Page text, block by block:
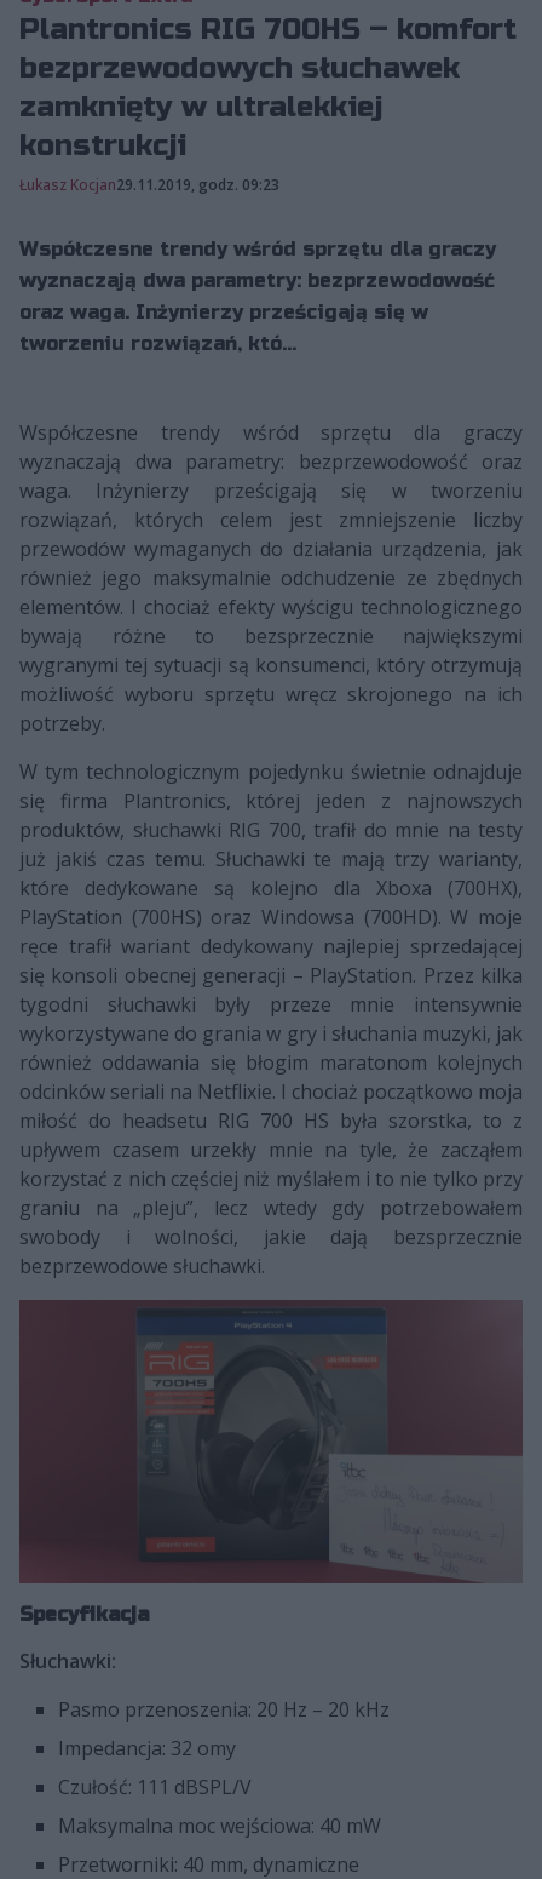
Plantronics RIG 700HS – komfort
bezprzewodowych słuchawek
zamknięty w ultralekkiej
konstrukcji
Łukasz Kocjan29.11.2019, godz. 09:23
Współczesne trendy wśród sprzętu dla graczy
wyznaczają dwa parametry: bezprzewodowość
oraz waga. Inżynierzy prześcigają się w
tworzeniu rozwiązań, któ...
Współczesne trendy wśród sprzętu dla graczy
wyznaczają dwa parametry: bezprzewodowość oraz
waga. Inżynierzy prześcigają się w tworzeniu
rozwiązań, których celem jest zmniejszenie liczby
przewodów wymaganych do działania urządzenia, jak
również jego maksymalnie odchudzenie ze zbędnych
elementów. I chociaż efekty wyścigu technologicznego
bywają różne to bezsprzecznie największymi
wygranymi tej sytuacji są konsumenci, który otrzymują
możliwość wyboru sprzętu wręcz skrojonego na ich
potrzeby.
W tym technologicznym pojedynku świetnie odnajduje
się firma Plantronics, której jeden z najnowszych
produktów, słuchawki RIG 700, trafił do mnie na testy
już jakiś czas temu. Słuchawki te mają trzy warianty,
które dedykowane są kolejno dla Xboxa (700HX),
PlayStation (700HS) oraz Windowsa (700HD). W moje
ręce trafił wariant dedykowany najlepiej sprzedającej
się konsoli obecnej generacji – PlayStation. Przez kilka
tygodni słuchawki były przeze mnie intensywnie
wykorzystywane do grania w gry i słuchania muzyki, jak
również oddawania się błogim maratonom kolejnych
odcinków seriali na Netflixie. I chociaż początkowo moja
miłość do headsetu RIG 700 HS była szorstka, to z
upływem czasem urzekły mnie na tyle, że zacząłem
korzystać z nich częściej niż myślałem i to nie tylko przy
graniu na „pleju”, lecz wtedy gdy potrzebowałem
swobody i wolności, jakie dają bezsprzecznie
bezprzewodowe słuchawki.
Specyfikacja
Słuchawki:
Pasmo przenoszenia: 20 Hz – 20 kHz
Impedancja: 32 omy
Czułość: 111 dBSPL/V
Maksymalna moc wejściowa: 40 mW
Przetworniki: 40 mm, dynamiczne